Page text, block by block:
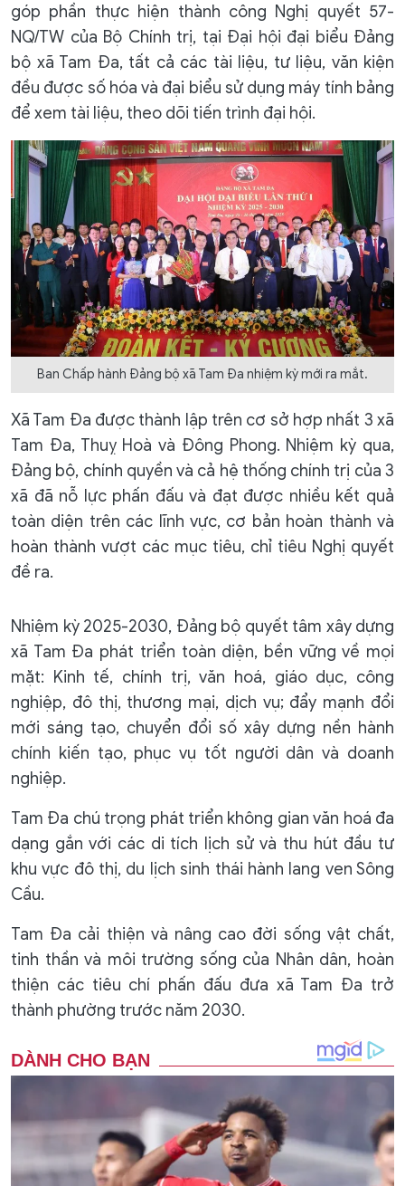
góp phần thực hiện thành công Nghị quyết 57-
NQ/TW của Bộ Chính trị, tại Đại hội đại biểu Đảng
bộ xã Tam Đa, tất cả các tài liệu, tư liệu, văn kiện
đều được số hóa và đại biểu sử dụng máy tính bảng
để xem tài liệu, theo dõi tiến trình đại hội.
Ban Chấp hành Đảng bộ xã Tam Đa nhiệm kỳ mới ra mắt.
Xã Tam Đa được thành lập trên cơ sở hợp nhất 3 xã
Tam Đa, Thuỵ Hoà và Đông Phong. Nhiệm kỳ qua,
Đảng bộ, chính quyền và cả hệ thống chính trị của 3
xã đã nỗ lực phấn đấu và đạt được nhiều kết quả
toàn diện trên các lĩnh vực, cơ bản hoàn thành và
hoàn thành vượt các mục tiêu, chỉ tiêu Nghị quyết
đề ra.
Nhiệm kỳ 2025-2030, Đảng bộ quyết tâm xây dựng
xã Tam Đa phát triển toàn diện, bền vững về mọi
mặt: Kinh tế, chính trị, văn hoá, giáo dục, công
nghiệp, đô thị, thương mại, dịch vụ; đẩy mạnh đổi
mới sáng tạo, chuyển đổi số xây dựng nền hành
chính kiến tạo, phục vụ tốt người dân và doanh
nghiệp.
Tam Đa chú trọng phát triển không gian văn hoá đa
dạng gắn với các di tích lịch sử và thu hút đầu tư
khu vực đô thị, du lịch sinh thái hành lang ven Sông
Cầu.
Tam Đa cải thiện và nâng cao đời sống vật chất,
tinh thần và môi trường sống của Nhân dân, hoàn
thiện các tiêu chí phấn đấu đưa xã Tam Đa trở
thành phường trước năm 2030.